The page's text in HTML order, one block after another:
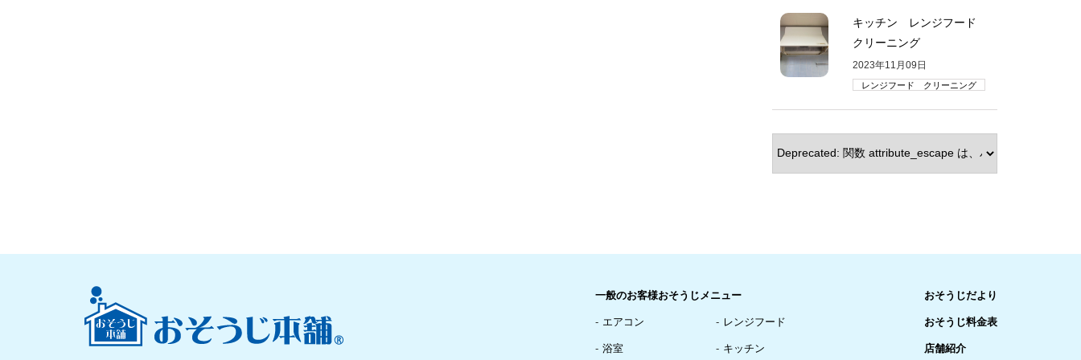
キッチン レンジフード
クリーニング
2023年11月09日
レンジフード クリーニング
一般のお客様おそうじメニュー
エアコン レンジフード
浴室 キッチン
おそうじだより
おそうじ料金表
店舗紹介